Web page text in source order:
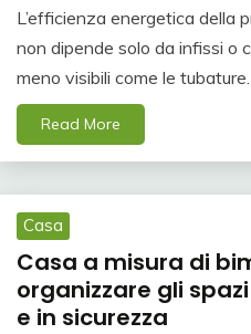
L’efficienza energetica della
non dipende solo da infissi o
meno visibili come le
Read More
Casa
Casa a misura di
organizzare gli
e in sicurezza